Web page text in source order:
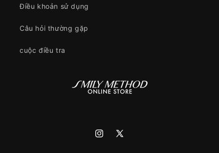
Điều khoản sử dụng
Câu hỏi thường gặp
cuộc điều tra
Instagram
X